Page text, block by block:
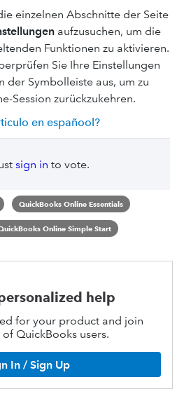
einzelnen Abschnitte der Seite
aufzusuchen, um die
Funktionen zu aktivieren.
Sie Ihre Einstellungen
der Symbolleiste aus, um zu
Session zurückzukehren.
en españool?
sign in to vote.
QuickBooks Online Essentials
Online Simple Start
help
for your product and join
QuickBooks users.
In / Sign Up